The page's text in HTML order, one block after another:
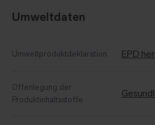
Umweltdaten
Umweltproduktdeklaration EPD
Offenlegung der
Produktinhaltsstoffe